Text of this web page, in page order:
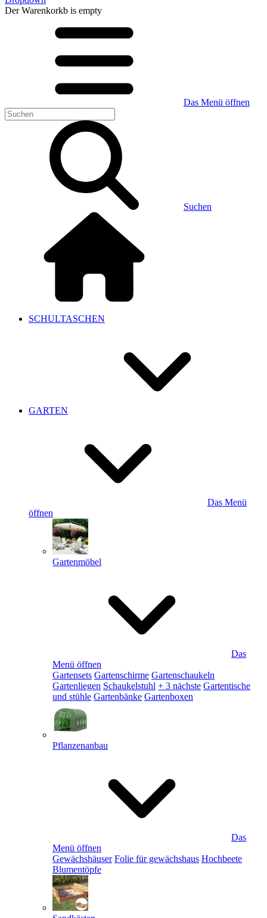
Der Warenkorkb is empty
Das Menü öffnen
Suchen
SCHULTASCHEN
GARTEN
Das Menü
öffnen
Gartenmöbel
Das
Menü öffnen
Gartensets Gartenschirme Gartenschaukeln
Gartenliegen Schaukelstuhl + 3 nächste Gartentische
und stühle Gartenbänke Gartenboxen
Pflanzenanbau
Das
Menü öffnen
Gewächshäuser Folie für gewächshaus Hochbeete
Blumentöpfe